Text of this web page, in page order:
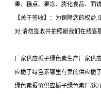
果、糕点、果冻、膨化食品、面
【关于签收】：为保障您的权益
对,请勿签收并拍照跟我们在线客
厂家供应栀子绿色素生产厂家供
应栀子绿色素哪里有卖的供应栀
绿色素报价供应栀子绿色素厂/家